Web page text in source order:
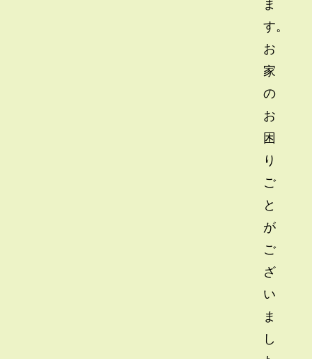
す。
お
家
の
お
困
り
ご
と
が
ご
ざ
い
ま
し